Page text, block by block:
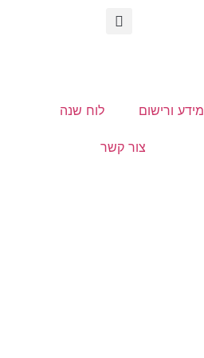
מידע ורישום לוח שנה
צור קשר